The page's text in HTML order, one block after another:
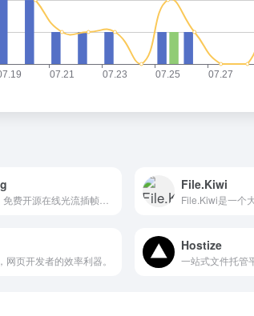
File.Kiwi
页开发者的效率利器。
Hostize